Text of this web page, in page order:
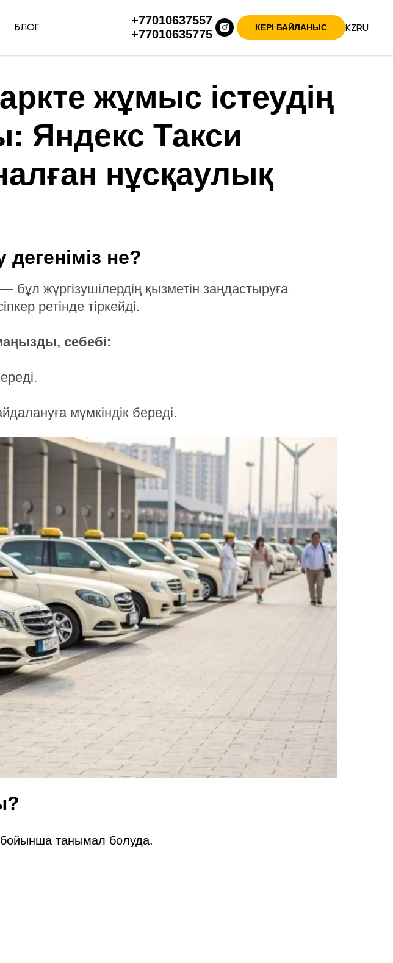
БЛОГ
+77010637557
+77010635775
КЕРІ БАЙЛАНЫС KZRU
жұмыс істеудің
Яндекс Такси
нұсқаулық
не?
бұл жүргізушілердің қызметін заңдастыруға
ретінде тіркейді.
себебі:
мүмкіндік береді.
бойынша танымал болуда.